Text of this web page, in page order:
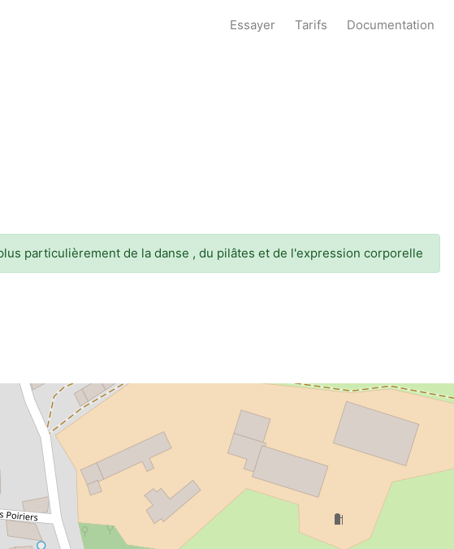
Essayer Tarifs Documentation
particulièrement de la danse , du pilâtes et de l'expression corporelle